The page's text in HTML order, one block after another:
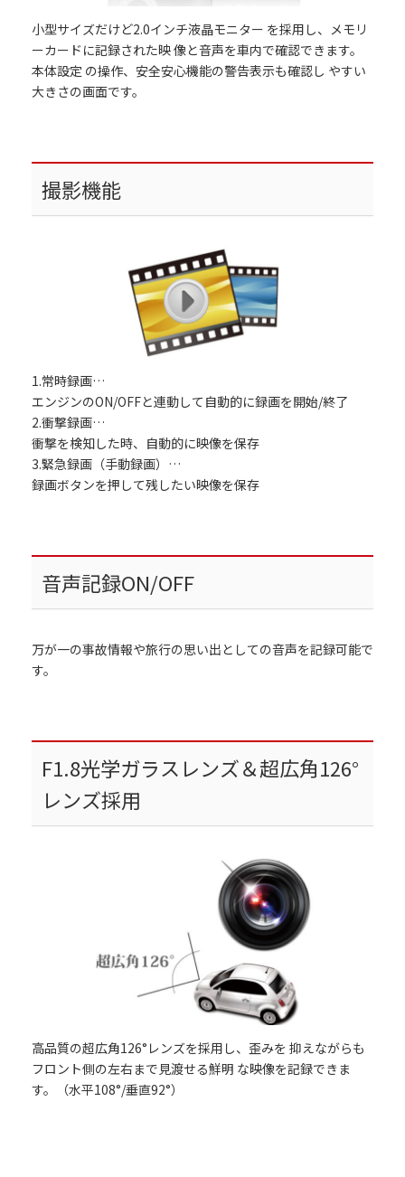
小型サイズだけど2.0インチ液晶モニター を採用し、メモリ
ーカードに記録された映 像と音声を車内で確認できます。
本体設定 の操作、安全安心機能の警告表示も確認し やすい
大きさの画面です。
撮影機能
1.常時録画…
エンジンのON/OFFと連動して自動的に録画を開始/終了
2.衝撃録画…
衝撃を検知した時、自動的に映像を保存
3.緊急録画（手動録画）…
録画ボタンを押して残したい映像を保存
音声記録ON/OFF
万が一の事故情報や旅行の思い出としての音声を記録可能で
す。
F1.8光学ガラスレンズ＆超広角126°
レンズ採用
高品質の超広角126°レンズを採用し、歪みを 抑えながらも
フロント側の左右まで見渡せる鮮明 な映像を記録できま
す。（水平108°/垂直92°）